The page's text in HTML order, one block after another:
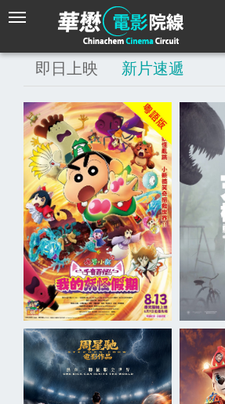
即日上映 新片速遞